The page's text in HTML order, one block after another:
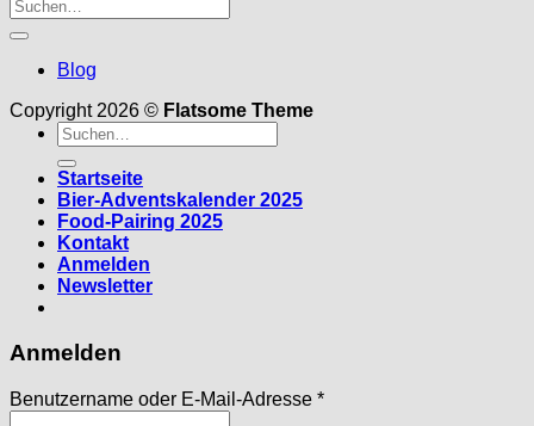
Blog
Copyright 2026 © Flatsome Theme
Suche
nach:
Startseite
Bier-Adventskalender 2025
Food-Pairing 2025
Kontakt
Anmelden
Newsletter
Anmelden
Benutzername oder E-Mail-Adresse *Erforderlich